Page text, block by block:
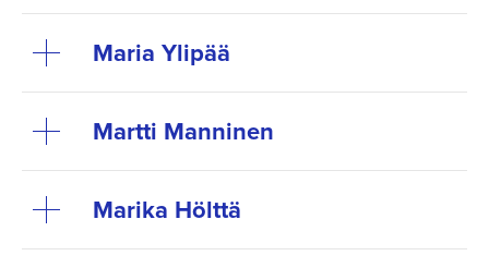
Maria Ylipää
Martti Manninen
Marika Hölttä